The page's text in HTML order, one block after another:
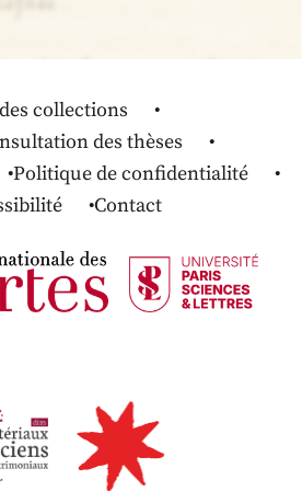
collections
des thèses
Politique de confidentialité
Contact